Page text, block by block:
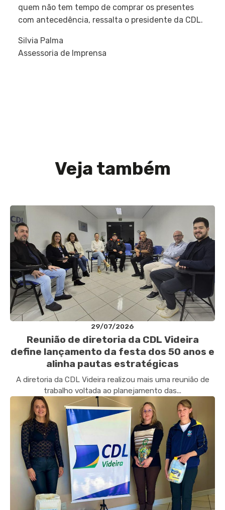
quem não tem tempo de comprar os presentes
com antecedência, ressalta o presidente da CDL.
Silvia Palma
Assessoria de Imprensa
Veja também
29/07/2026
Reunião de diretoria da CDL Videira
define lançamento da festa dos 50 anos e
alinha pautas estratégicas
A diretoria da CDL Videira realizou mais uma reunião de
trabalho voltada ao planejamento das...